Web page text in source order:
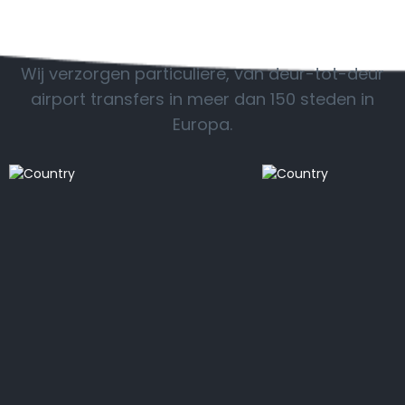
Wij verzorgen particuliere, van deur-tot-deur
airport transfers in meer dan 150 steden in
Europa.